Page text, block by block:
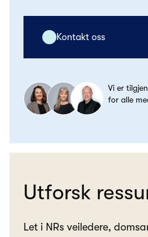
Kontakt oss
Vi er
for alle
Utforsk
Let i NRs veiledere,